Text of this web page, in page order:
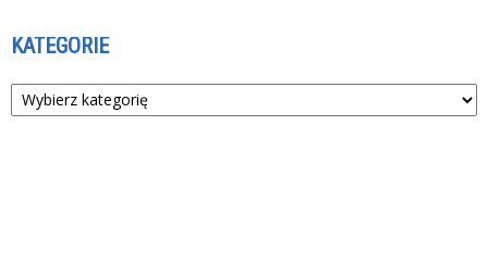
KATEGORIE
Kategorie